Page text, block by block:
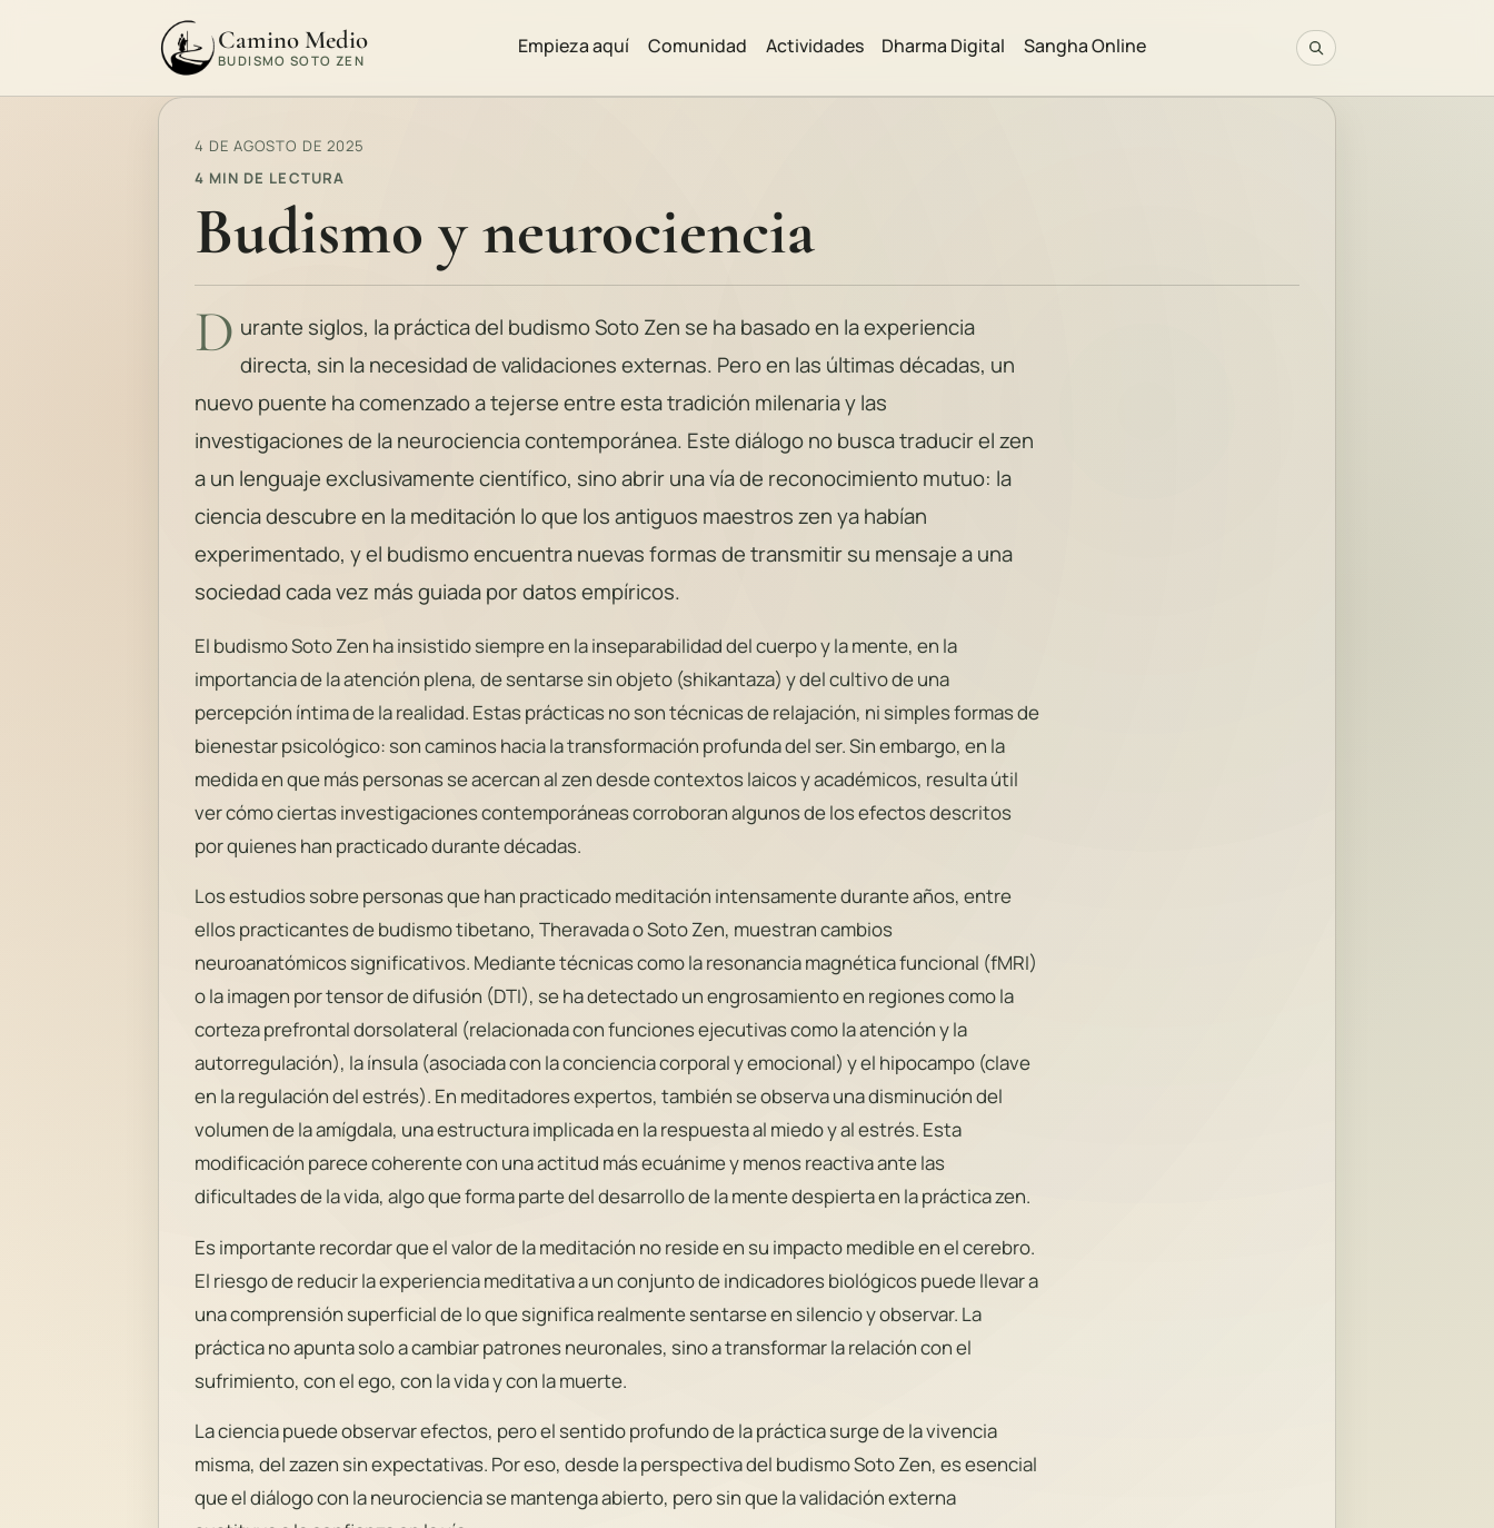
Camino Medio
BUDISMO SOTO ZEN
Empieza aquí Comunidad Actividades Dharma Digital Sangha Online
4 DE AGOSTO DE 2025
4 MIN DE LECTURA
Budismo y neurociencia
D urante siglos, la práctica del budismo Soto Zen se ha basado en la experiencia
directa, sin la necesidad de validaciones externas. Pero en las últimas décadas, un
nuevo puente ha comenzado a tejerse entre esta tradición milenaria y las
investigaciones de la neurociencia contemporánea. Este diálogo no busca traducir el zen
a un lenguaje exclusivamente científico, sino abrir una vía de reconocimiento mutuo: la
ciencia descubre en la meditación lo que los antiguos maestros zen ya habían
experimentado, y el budismo encuentra nuevas formas de transmitir su mensaje a una
sociedad cada vez más guiada por datos empíricos.
El budismo Soto Zen ha insistido siempre en la inseparabilidad del cuerpo y la mente, en la
importancia de la atención plena, de sentarse sin objeto (shikantaza) y del cultivo de una
percepción íntima de la realidad. Estas prácticas no son técnicas de relajación, ni simples formas de
bienestar psicológico: son caminos hacia la transformación profunda del ser. Sin embargo, en la
medida en que más personas se acercan al zen desde contextos laicos y académicos, resulta útil
ver cómo ciertas investigaciones contemporáneas corroboran algunos de los efectos descritos
por quienes han practicado durante décadas.
Los estudios sobre personas que han practicado meditación intensamente durante años, entre
ellos practicantes de budismo tibetano, Theravada o Soto Zen, muestran cambios
neuroanatómicos significativos. Mediante técnicas como la resonancia magnética funcional (fMRI)
o la imagen por tensor de difusión (DTI), se ha detectado un engrosamiento en regiones como la
corteza prefrontal dorsolateral (relacionada con funciones ejecutivas como la atención y la
autorregulación), la ínsula (asociada con la conciencia corporal y emocional) y el hipocampo (clave
en la regulación del estrés). En meditadores expertos, también se observa una disminución del
volumen de la amígdala, una estructura implicada en la respuesta al miedo y al estrés. Esta
modificación parece coherente con una actitud más ecuánime y menos reactiva ante las
dificultades de la vida, algo que forma parte del desarrollo de la mente despierta en la práctica zen.
Es importante recordar que el valor de la meditación no reside en su impacto medible en el cerebro.
El riesgo de reducir la experiencia meditativa a un conjunto de indicadores biológicos puede llevar a
una comprensión superficial de lo que significa realmente sentarse en silencio y observar. La
práctica no apunta solo a cambiar patrones neuronales, sino a transformar la relación con el
sufrimiento, con el ego, con la vida y con la muerte.
La ciencia puede observar efectos, pero el sentido profundo de la práctica surge de la vivencia
misma, del zazen sin expectativas. Por eso, desde la perspectiva del budismo Soto Zen, es esencial
que el diálogo con la neurociencia se mantenga abierto, pero sin que la validación externa